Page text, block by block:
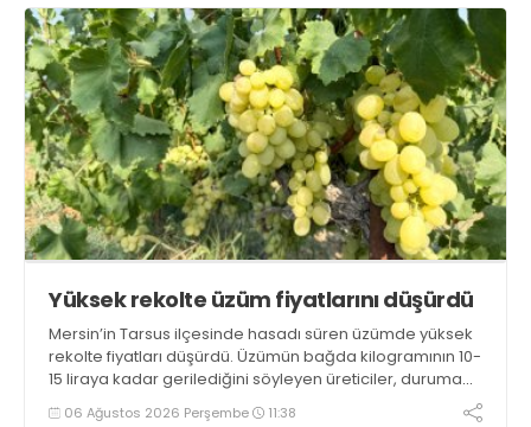
Yüksek rekolte üzüm fiyatlarını düşürdü
Mersin’in Tarsus ilçesinde hasadı süren üzümde yüksek
rekolte fiyatları düşürdü. Üzümün bağda kilogramının 10-
15 liraya kadar gerilediğini söyleyen üreticiler, duruma
tepki gösterdi
06 Ağustos 2026 Perşembe 11:38